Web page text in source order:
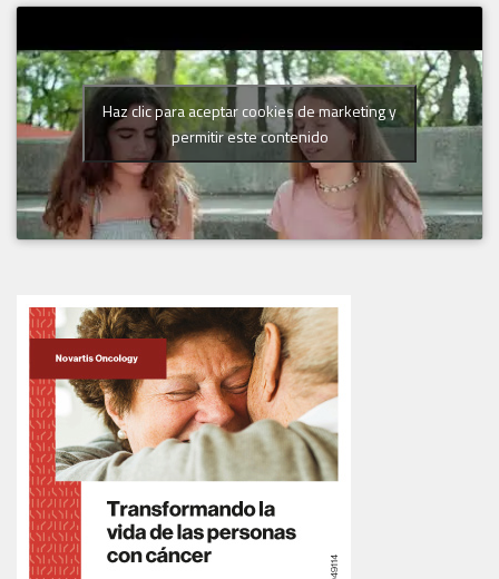
Haz clic para aceptar cookies de marketing y
permitir este contenido